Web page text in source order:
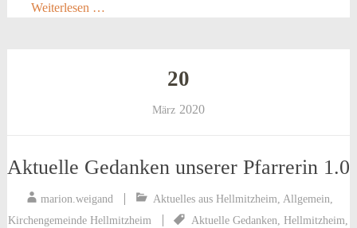
Weiterlesen …
20
März 2020
Aktuelle Gedanken unserer Pfarrerin 1.0
marion.weigand Aktuelles aus Hellmitzheim,Allgemein,
Kirchengemeinde Hellmitzheim
Aktuelle Gedanken,Hellmitzheim,